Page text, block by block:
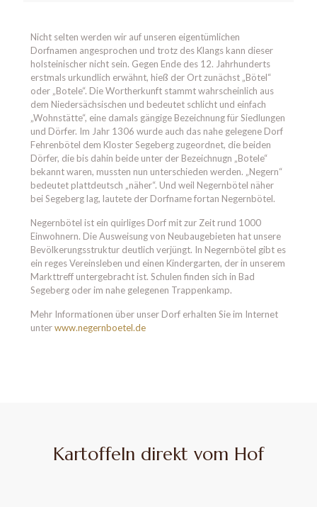
Nicht selten werden wir auf unseren eigentümlichen
Dorfnamen angesprochen und trotz des Klangs kann dieser
holsteinischer nicht sein. Gegen Ende des 12. Jahrhunderts
erstmals urkundlich erwähnt, hieß der Ort zunächst „Bötel“
oder „Botele“. Die Wortherkunft stammt wahrscheinlich aus
dem Niedersächsischen und bedeutet schlicht und einfach
„Wohnstätte“, eine damals gängige Bezeichnung für Siedlungen
und Dörfer. Im Jahr 1306 wurde auch das nahe gelegene Dorf
Fehrenbötel dem Kloster Segeberg zugeordnet, die beiden
Dörfer, die bis dahin beide unter der Bezeichnugn „Botele“
bekannt waren, mussten nun unterschieden werden. „Negern“
bedeutet plattdeutsch „näher“. Und weil Negernbötel näher
bei Segeberg lag, lautete der Dorfname fortan Negernbötel.
Negernbötel ist ein quirliges Dorf mit zur Zeit rund 1000
Einwohnern. Die Ausweisung von Neubaugebieten hat unsere
Bevölkerungsstruktur deutlich verjüngt. In Negernbötel gibt es
ein reges Vereinsleben und einen Kindergarten, der in unserem
Markttreff untergebracht ist. Schulen finden sich in Bad
Segeberg oder im nahe gelegenen Trappenkamp.
Mehr Informationen über unser Dorf erhalten Sie im Internet
unterwww.negernboetel.de
Kartoffeln direkt vom Hof